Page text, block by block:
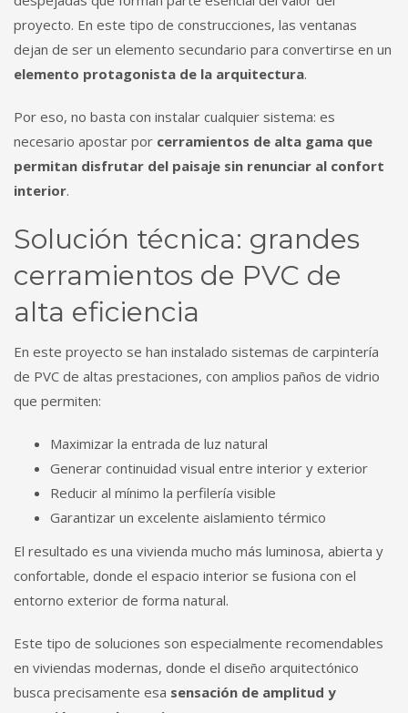
proyecto. En este tipo de construcciones, las ventanas
dejan de ser un elemento secundario para convertirse en un
elemento protagonista de la arquitectura.
Por eso, no basta con instalar cualquier sistema: es
necesario apostar por cerramientos de alta gama que
permitan disfrutar del paisaje sin renunciar al confort
interior.
Solución técnica: grandes
cerramientos de PVC de
alta eficiencia
En este proyecto se han instalado sistemas de carpintería
de PVC de altas prestaciones, con amplios paños de vidrio
que permiten:
Maximizar la entrada de luz natural
Generar continuidad visual entre interior y exterior
Reducir al mínimo la perfilería visible
Garantizar un excelente aislamiento térmico
El resultado es una vivienda mucho más luminosa, abierta y
confortable, donde el espacio interior se fusiona con el
entorno exterior de forma natural.
Este tipo de soluciones son especialmente recomendables
en viviendas modernas, donde el diseño arquitectónico
busca precisamente esa sensación de amplitud y